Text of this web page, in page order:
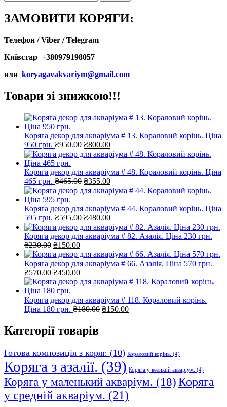
ЗАМОВИТИ КОРЯГИ:
Телефон / Viber / Telegram
Київстар +380979198057
или koryagavakvariym@gmail.com
Товари зі знижкою!!!
Коряга декор для акваріума # 13. Кораловий корінь. Ціна
950 грн. ₴950.00 Оригінальна
ціна:
₴800.00Поточна
ціна:
Коряга декор для акваріума # 48. Кораловий корінь. Ціна
465 грн. ₴465.00 Оригінальна
ціна:
₴355.00Поточна
ціна:
Коряга декор для акваріума # 44. Кораловий корінь. Ціна
595 грн. ₴595.00 Оригінальна
ціна:
₴595.00.
₴480.00Поточна
ціна:
₴480.00.
Коряга декор для акваріума # 82. Азалія. Ціна 230 грн.
₴230.00 Оригінальна
ціна:
₴230.00.
₴150.00Поточна
ціна:
₴150.00.
Коряга декор для акваріума # 66. Азалія. Ціна 570 грн.
₴570.00 Оригінальна
ціна:
₴570.00.
₴450.00Поточна
ціна:
Коряга декор для акваріума # 118. Кораловий корінь.
Ціна 180 грн. ₴180.00 Оригінальна
₴150.00Поточна
Категорії товарів
Готова композиція з коряг. (10) Кораловий корінь. (4)
Коряга з азалії. (39) Коряга у великий акваріум. (4)
Коряга у маленький акваріум. (18) Коряга
у средній акваріум. (21)